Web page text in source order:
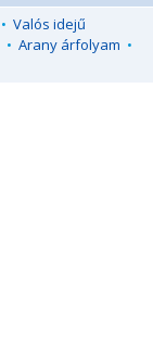
• Valós idejű
• Arany árfolyam •